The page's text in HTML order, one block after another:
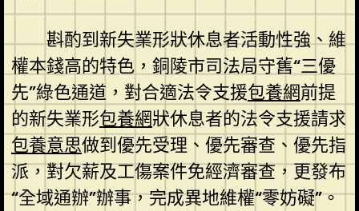
斟酌到新失業形狀休息者活動性強、維
權本錢高的特色，銅陵市司法局守舊“三優
先”綠色通道，對合適法令支援包養網前提
的新失業形包養網狀休息者的法令支援請求
包養意思做到優先受理、優先審查、優先指
派，對欠薪及工傷案件免經濟審查，更發布
“全域通辦”辦事，完成異地維權“零妨礙”。